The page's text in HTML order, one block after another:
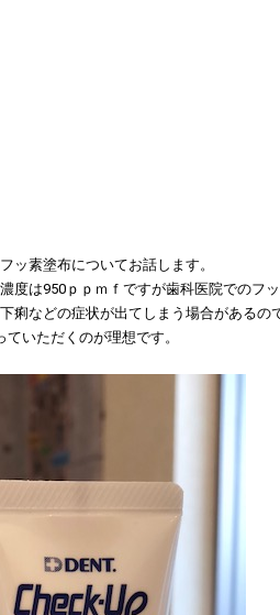
ッ素塗布についてお話します。
は950ｐｐｍｆですが歯科医院でのフ
などの症状が出てしまう場合があるの
いただくのが理想です。